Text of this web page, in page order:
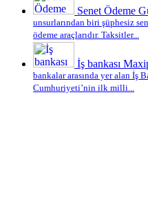
Senet Ödeme
unsurlarından biri şüphesiz
ödeme araçlarıdır. Taksitler...
İş bankası
bankalar arasında yer alan İş
Cumhuriyeti’nin ilk milli...